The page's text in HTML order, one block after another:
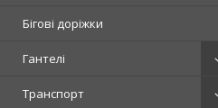
Бігові доріжки
Гантелі
Транспорт